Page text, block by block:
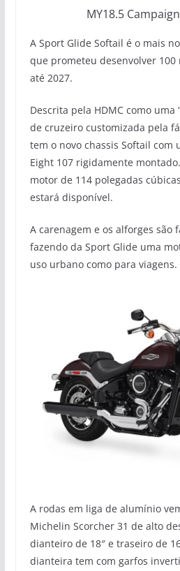
MY18.5
A Sport Glide Softail é o mais
que prometeu desenvolver 100
até 2027.
Descrita pela HDMC como uma
de cruzeiro customizada pela
tem o novo chassis Softail com
Eight 107 rigidamente
motor de 114 polegadas
estará disponível.
A carenagem e os alforges são
fazendo da Sport Glide uma
uso urbano como para viagens.
A rodas em liga de alumínio
Michelin Scorcher 31 de alto
dianteiro de 18″ e traseiro de
dianteira tem com garfos